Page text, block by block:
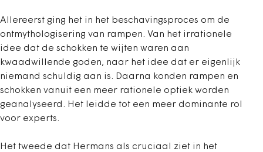
Allereerst ging het in het beschavingsproces om de
ontmythologisering van rampen. Van het irrationele
idee dat de schokken te wijten waren aan
kwaadwillende goden, naar het idee dat er eigenlijk
niemand schuldig aan is. Daarna konden rampen en
schokken vanuit een meer rationele optiek worden
geanalyseerd. Het leidde tot een meer dominante rol
voor experts.
Het tweede dat Hermans als cruciaal ziet in het